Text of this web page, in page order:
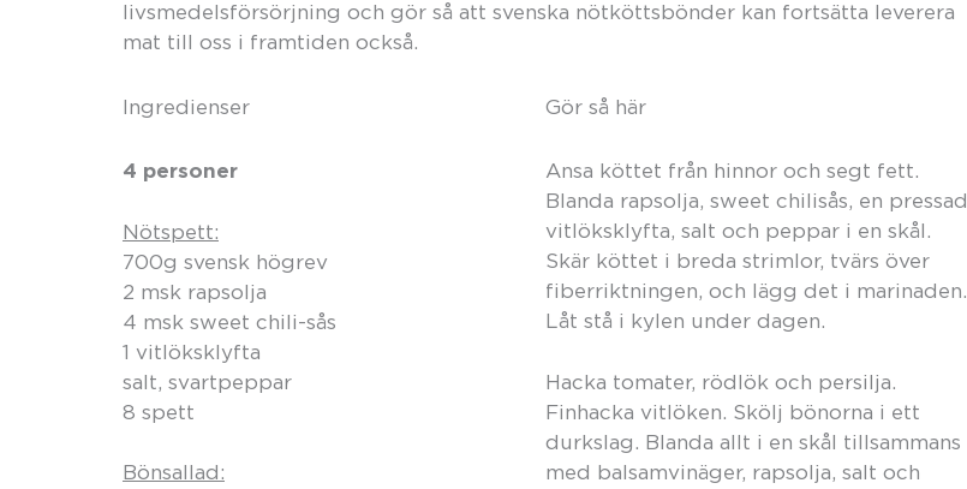
livsmedelsförsörjning och gör så att svenska nötköttsbönder kan fortsätta leverera
mat till oss i framtiden också.
Ingredienser
4 personer
Nötspett:
700g svensk högrev
2 msk rapsolja
4 msk sweet chili-sås
1 vitlöksklyfta
salt, svartpeppar
8 spett
Bönsallad:
Gör så här
Ansa köttet från hinnor och segt fett.
Blanda rapsolja, sweet chilisås, en pressad
vitlöksklyfta, salt och peppar i en skål.
Skär köttet i breda strimlor, tvärs över
fiberriktningen, och lägg det i marinaden.
Låt stå i kylen under dagen.
Hacka tomater, rödlök och persilja.
Finhacka vitlöken. Skölj bönorna i ett
durkslag. Blanda allt i en skål tillsammans
med balsamvinäger, rapsolja, salt och